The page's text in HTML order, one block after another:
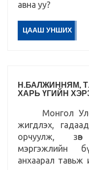
авна уу?
ЦААШ УНШИХ
Н.БАЛЖИННЯМ,
ХАРЬ ҮГИЙН
Монгол
жигдлэх,
орчуулж, зөв
мэргэжлийн
анхаарал тавьж